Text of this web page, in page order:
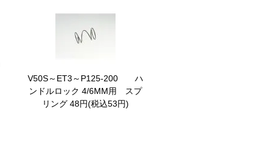
V50S～ET3～P125-200 ハ
ンドルロック 4/6MM用 スプ
リング48円(税込53円)